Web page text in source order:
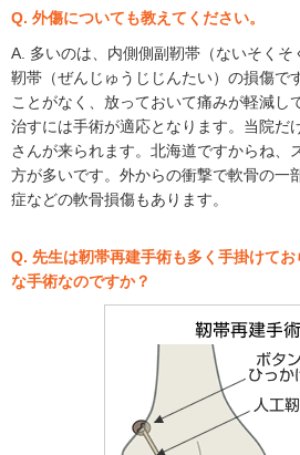
Q. 外傷についても教えてください。
A. 多いのは、内側側副靭帯（ないそく
靭帯（ぜんじゅうじじんたい）の損傷で
ことがなく、放っておいて痛みが軽減し
治すには手術が適応となります。当院だ
さんが来られます。北海道ですからね、
方が多いです。外からの衝撃で軟骨の一
症などの軟骨損傷もあります。
Q. 先生は靭帯再建手術も多く手掛けて
な手術なのですか？